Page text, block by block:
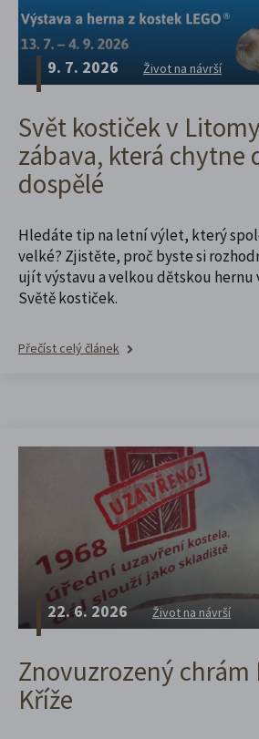
9. 7. 2026 Život na návrší
Svět kostiček v
zábava, která chytne
dospělé
Hledáte tip na letní výlet, který
velké? Zjistěte, proč byste si
ujít výstavu a velkou dětskou hernu
Světě kostiček.
Přečíst celý článek
22. 6. 2026 Život na návrší
Znovuzrozený chrám
Kříže